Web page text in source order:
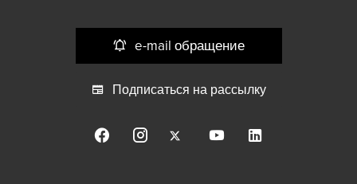
e-mail обращение
Подписаться на рассылку